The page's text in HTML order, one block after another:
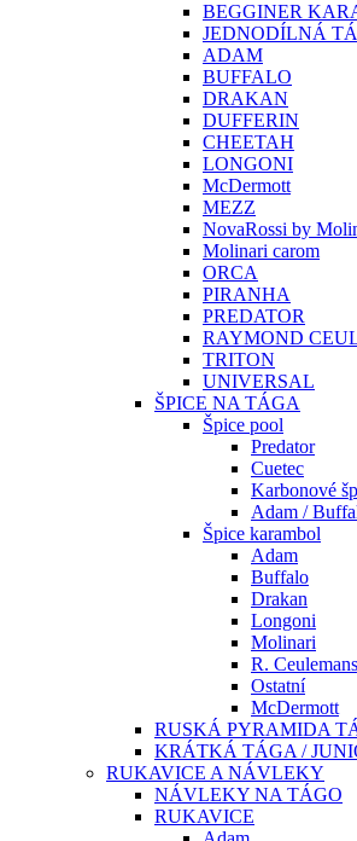
BEGGINER
JEDNODÍLNÁ
ADAM
BUFFALO
DRAKAN
DUFFERIN
CHEETAH
LONGONI
McDermott
MEZZ
NovaRossi by
Molinari carom
ORCA
PIRANHA
PREDATOR
RAYMOND
TRITON
UNIVERSAL
ŠPICE NA TÁGA
Špice pool
Predator
Cuetec
Karbonové
Adam /
Špice karambol
Adam
Buffalo
Drakan
Longoni
Molinari
R.
Ostatní
McDermott
RUSKÁ PYRAMIDA
KRÁTKÁ TÁGA /
RUKAVICE A NÁVLEKY
NÁVLEKY NA TÁGO
RUKAVICE